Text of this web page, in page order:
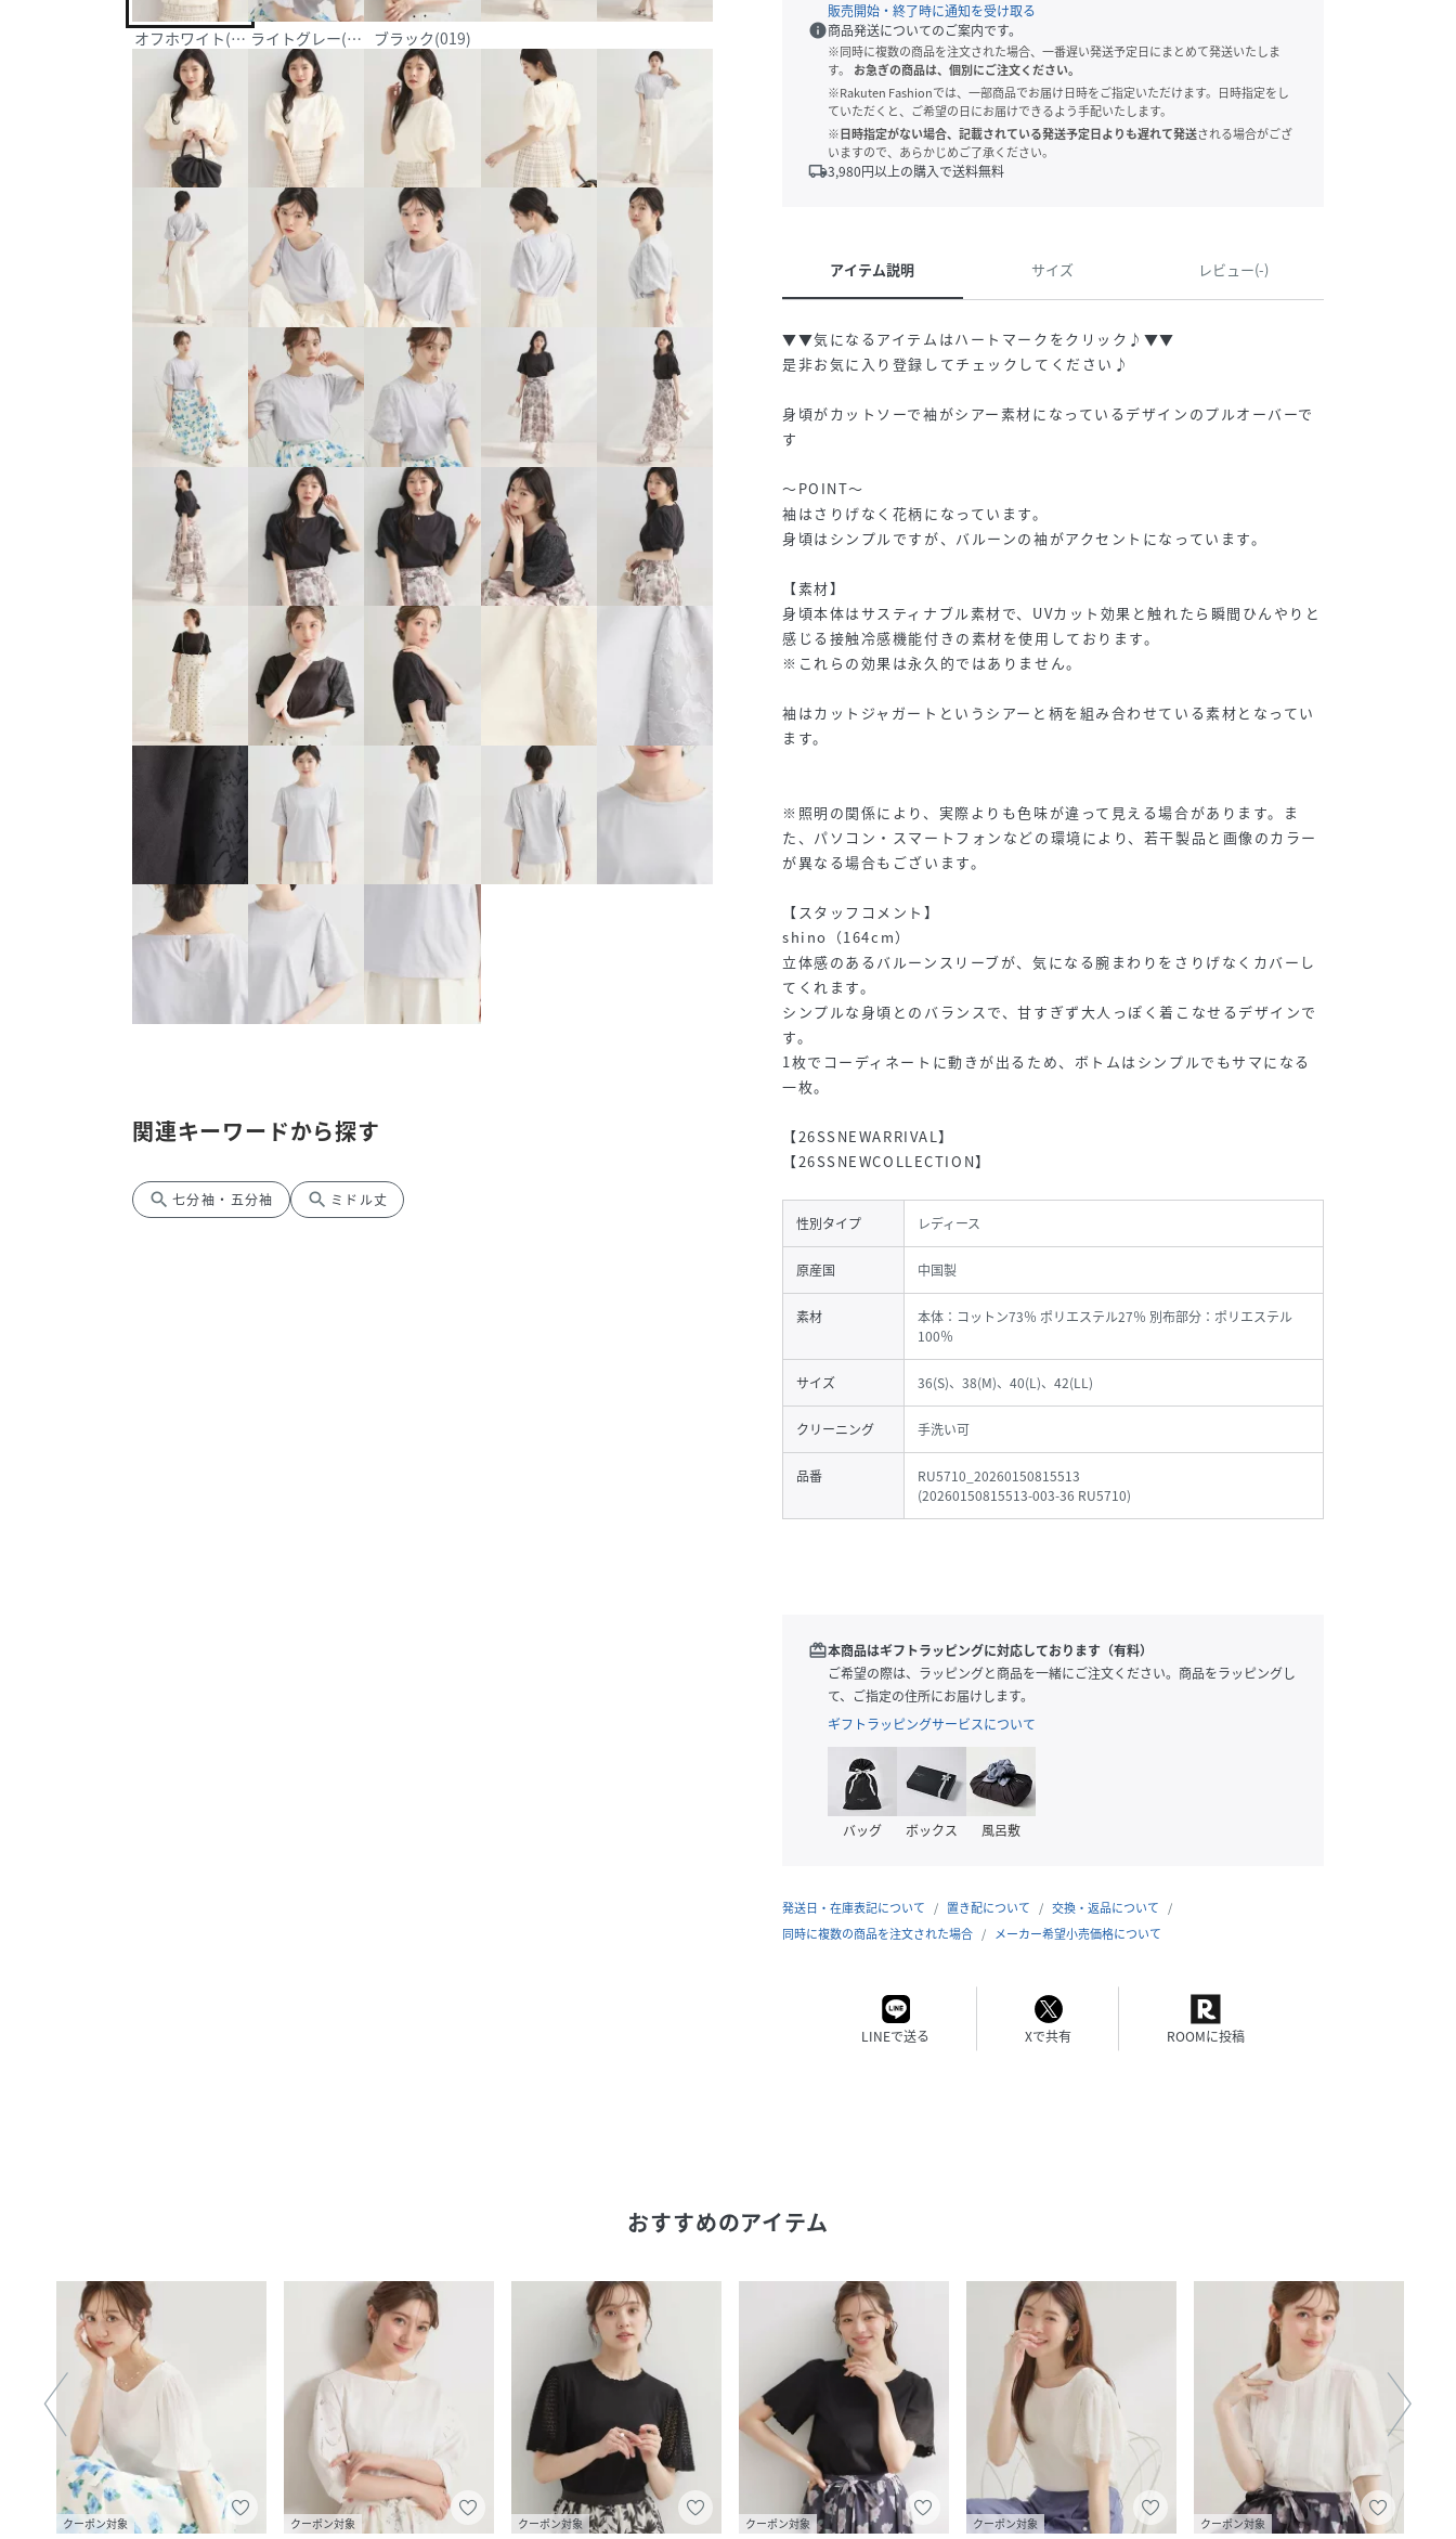
オフホワイト(003)ライトグレー(011)ブラック(019)
関連キーワードから探す
search 七分袖・五分袖 search ミドル丈
販売開始・終了時に通知を受け取る
info商品発送についてのご案内です。
※同時に複数の商品を注文された場合、一番遅い発送予定日にまとめて発送いたしま
す。
お急ぎの商品は、個別にご注文ください。
※Rakuten Fashionでは、一部商品でお届け日時をご指定いただけます。日時指定をし
ていただくと、ご希望の日にお届けできるよう手配いたします。
※日時指定がない場合、記載されている発送予定日よりも遅れて発送される場合がござ
いますので、あらかじめご了承ください。
local_shipping3,980円以上の購入で送料無料
アイテム説明 サイズ レビュー(-)
▼▼気になるアイテムはハートマークをクリック♪▼▼
是非お気に入り登録してチェックしてください♪
身頃がカットソーで袖がシアー素材になっているデザインのプルオーバーで
す
～POINT～
袖はさりげなく花柄になっています。
身頃はシンプルですが、バルーンの袖がアクセントになっています。
【素材】
身頃本体はサスティナブル素材で、UVカット効果と触れたら瞬間ひんやりと
感じる接触冷感機能付きの素材を使用しております。
※これらの効果は永久的ではありません。
袖はカットジャガートというシアーと柄を組み合わせている素材となってい
ます。
※照明の関係により、実際よりも色味が違って見える場合があります。ま
た、パソコン・スマートフォンなどの環境により、若干製品と画像のカラー
が異なる場合もございます。
【スタッフコメント】
shino（164cm）
立体感のあるバルーンスリーブが、気になる腕まわりをさりげなくカバーし
てくれます。
シンプルな身頃とのバランスで、甘すぎず大人っぽく着こなせるデザインで
す。
1枚でコーディネートに動きが出るため、ボトムはシンプルでもサマになる
一枚。
【26SSNEWARRIVAL】
【26SSNEWCOLLECTION】
性別タイプ レディース
原産国 中国製
素材
本体：コットン73％ ポリエステル27％ 別布部分：ポリエステル
100％
サイズ 36(S)、38(M)、40(L)、42(LL)
クリーニング 手洗い可
品番
RU5710_20260150815513
(20260150815513-003-36 RU5710)
redeem本商品はギフトラッピングに対応しております（有料）
ご希望の際は、ラッピングと商品を一緒にご注文ください。商品をラッピングし
て、ご指定の住所にお届けします。
ギフトラッピングサービスについて
バッグ ボックス 風呂敷
発送日・在庫表記について 置き配について
交換・返品について
同時に複数の商品を注文された場合
メーカー希望小売価格について
LINEで送る Xで共有 ROOMに投稿
おすすめのアイテム
クーポン対象 クーポン対象 クーポン対象 クーポン対象 クーポン対象 クーポン対象